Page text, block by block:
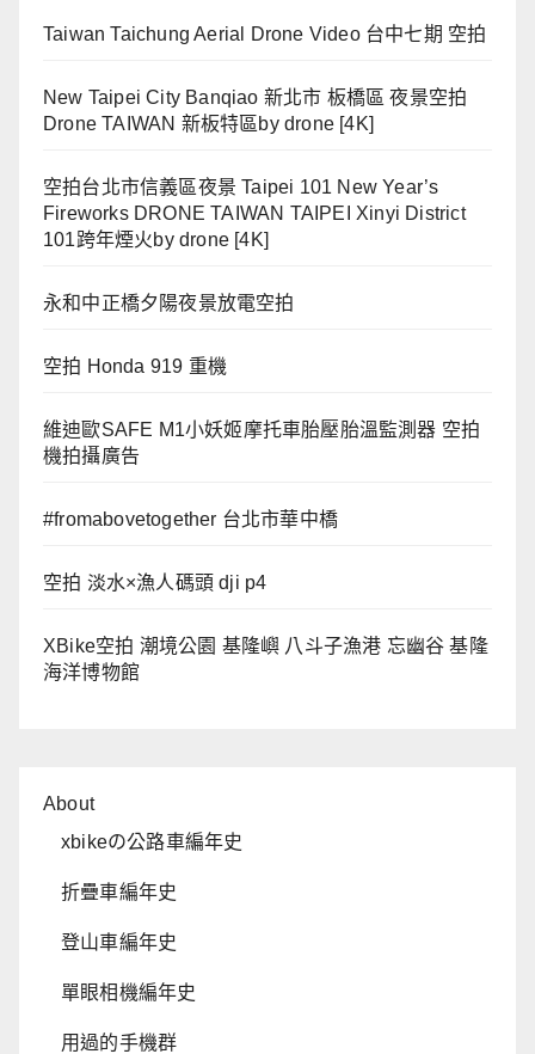
Taiwan Taichung Aerial Drone Video 台中七期 空拍
New Taipei City Banqiao 新北市 板橋區 夜景空拍
Drone TAIWAN 新板特區by drone [4K]
空拍台北市信義區夜景 Taipei 101 New Year’s
Fireworks DRONE TAIWAN TAIPEI Xinyi District
101跨年煙火by drone [4K]
永和中正橋夕陽夜景放電空拍
空拍 Honda 919 重機
維迪歐SAFE M1小妖姬摩托車胎壓胎溫監測器 空拍
機拍攝廣告
#fromabovetogether 台北市華中橋
空拍 淡水×漁人碼頭 dji p4
XBike空拍 潮境公園 基隆嶼 八斗子漁港 忘幽谷 基隆
海洋博物館
About
xbikeの公路車編年史
折疊車編年史
登山車編年史
單眼相機編年史
用過的手機群